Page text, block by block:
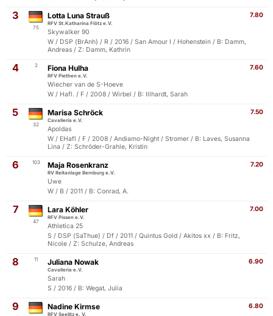
3
75
7.80
Lotta Luna Strauß
RFV St.Katharina Flötz e.V.
Skywalker 90
W / DSP (BrAnh) / R / 2016 / San Amour I / Hohenstein / B: Damm,
Andreas / Z: Damm, Kathrin
4 2 7.60
Fiona Hulha
RFV Piethen e.V.
Wiecher van de S-Hoeve
W / Hafl. / F / 2008 / Wirbel / B: Illhardt, Sarah
5
32
7.50
Marisa Schröck
Cavalleria e.V.
Apoldas
W / EHafl / F / 2008 / Andiamo-Night / Stromer / B: Laves, Susanna
Lina / Z: Schröder-Grahle, Kristin
6 103 7.20
Maja Rosenkranz
RV Reitanlage Bernburg e.V.
Uwe
W / B / 2011 / B: Conrad, A.
7
47
7.00
Lara Köhler
RFV Pissen e.V.
Athletica 25
S / DSP (SaThue) / Df / 2011 / Quintus Gold / Akitos xx / B: Fritz,
Nicole / Z: Schulze, Andreas
8 11 6.90
Juliana Nowak
Cavalleria e.V.
Sarah
S / 2016 / B: Wegat, Julia
9 6.80
Nadine Kirmse
RFV Seelitz e. V.